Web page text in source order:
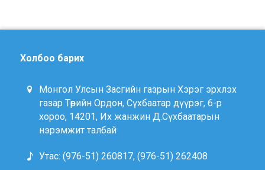
Холбоо барих
Монгол Улсын Засгийн газрын Хэрэг эрхлэх
газар Төрийн Ордон, Сүхбаатар дүүрэг, 6-р
хороо, 14201, Их жанжин Д.Сүхбаатарын
нэрэмжит талбай
Утас: (976-51) 260817, (976-51) 262408